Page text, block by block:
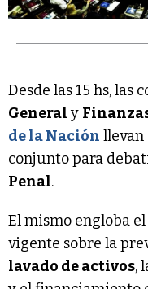
Desde las 15 hs, las
General y
de la Nación llevan
conjunto para
Penal.
El mismo engloba
vigente sobre la
lavado de activos,